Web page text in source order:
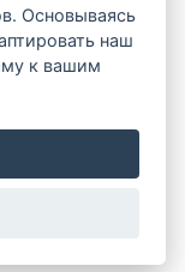
РУ»
г. Москва
Основываясь
наш
к вашим